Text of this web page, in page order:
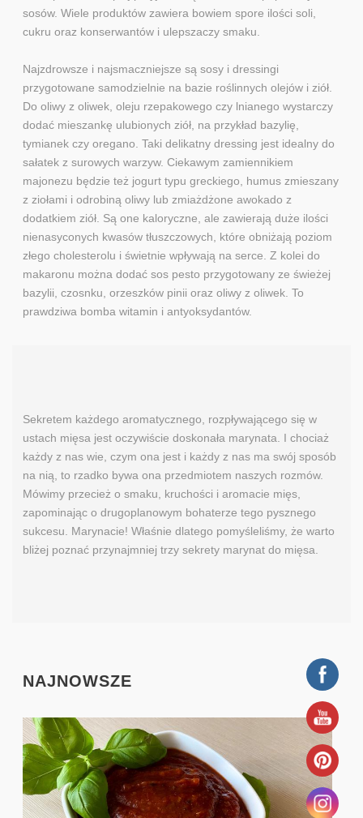
sosów. Wiele produktów zawiera bowiem spore ilości soli,
cukru oraz konserwantów i ulepszaczy smaku.
Najzdrowsze i najsmaczniejsze są sosy i dressingi
przygotowane samodzielnie na bazie roślinnych olejów i ziół.
Do oliwy z oliwek, oleju rzepakowego czy lnianego wystarczy
dodać mieszankę ulubionych ziół, na przykład bazylię,
tymianek czy oregano. Taki delikatny dressing jest idealny do
sałatek z surowych warzyw. Ciekawym zamiennikiem
majonezu będzie też jogurt typu greckiego, humus zmieszany
z ziołami i odrobiną oliwy lub zmiażdżone awokado z
dodatkiem ziół. Są one kaloryczne, ale zawierają duże ilości
nienasyconych kwasów tłuszczowych, które obniżają poziom
złego cholesterolu i świetnie wpływają na serce. Z kolei do
makaronu można dodać sos pesto przygotowany ze świeżej
bazylii, czosnku, orzeszków pinii oraz oliwy z oliwek. To
prawdziwa bomba witamin i antyoksydantów.
Sekretem każdego aromatycznego, rozpływającego się w
ustach mięsa jest oczywiście doskonała marynata. I chociaż
każdy z nas wie, czym ona jest i każdy z nas ma swój sposób
na nią, to rzadko bywa ona przedmiotem naszych rozmów.
Mówimy przecież o smaku, kruchości i aromacie mięs,
zapominając o drugoplanowym bohaterze tego pysznego
sukcesu. Marynacie! Właśnie dlatego pomyśleliśmy, że warto
bliżej poznać przynajmniej trzy sekrety marynat do mięsa.
NAJNOWSZE